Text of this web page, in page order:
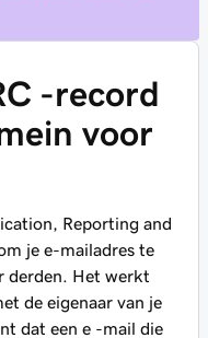
-record
voor
Reporting and
je e-mailadres te
derden. Het werkt
de eigenaar van je
dat een e -mail die